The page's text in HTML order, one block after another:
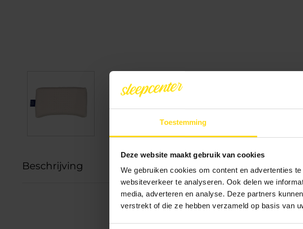
Toestemming
Deze website maakt gebruik van cookies
We gebruiken cookies om content en advertenties
websiteverkeer te analyseren. Ook delen we
media, adverteren en analyse. Deze partners
verstrekt of die ze hebben verzameld op basis van
Beschrijving